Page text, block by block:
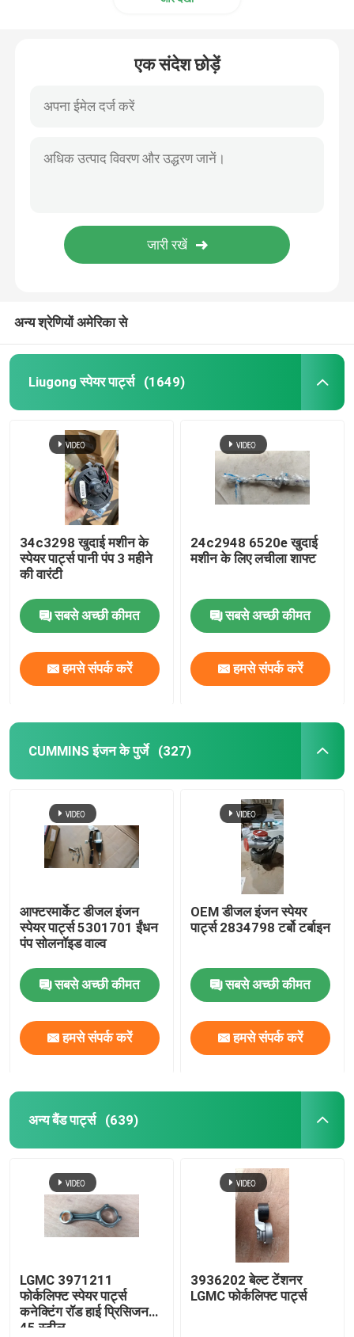
एक संदेश छोड़ें
अन्य श्रेणियों अमेरिका से
Liugong स्पेयर पार्ट्स (1649)
34c3298 खुदाई मशीन के
स्पेयर पार्ट्स पानी पंप 3 महीने
की वारंटी
सबसे अच्छी कीमत
हमसे संपर्क करें
24c2948 6520e खुदाई
मशीन के लिए लचीला शाफ्ट
सबसे अच्छी कीमत
हमसे संपर्क करें
CUMMINS इंजन के पुर्जे (327)
आफ्टरमार्केट डीजल इंजन
स्पेयर पार्ट्स 5301701 ईंधन
पंप सोलनॉइड वाल्व
सबसे अच्छी कीमत
हमसे संपर्क करें
OEM डीजल इंजन स्पेयर
पार्ट्स 2834798 टर्बो टर्बाइन
सबसे अच्छी कीमत
हमसे संपर्क करें
अन्य बैंड पार्ट्स (639)
LGMC 3971211
फोर्कलिफ्ट स्पेयर पार्ट्स
कनेक्टिंग रॉड हाई प्रिसिजन
45 स्टील
3936202 बेल्ट टेंशनर
LGMC फोर्कलिफ्ट पार्ट्स